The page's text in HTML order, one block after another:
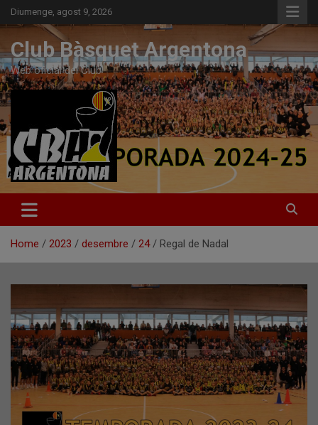
Skip
to
Diumenge, agost 9, 2026
Club Bàsquet Argentona
Web oficial del Club
Home 2023 desembre 24 Regal de Nadal